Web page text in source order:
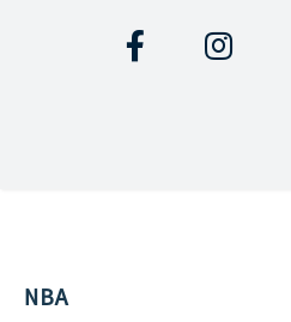
 
NBA